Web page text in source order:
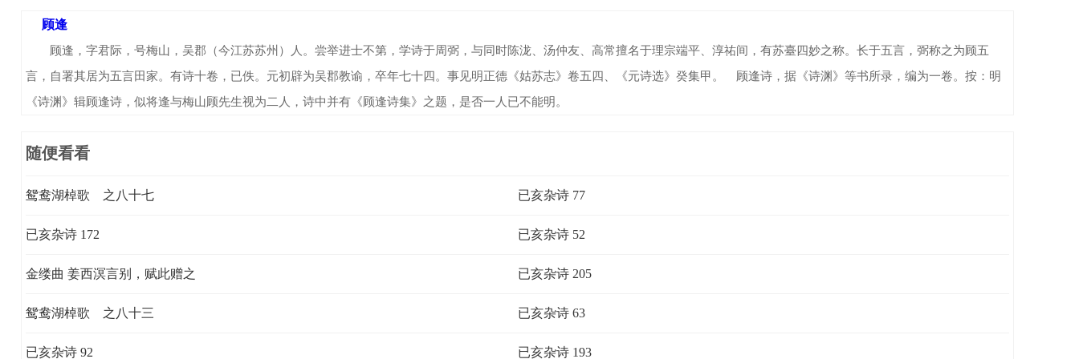
顾逢
顾逢，字君际，号梅山，吴郡（今江苏苏州）人。尝举进士不第，学诗于周弼，与同时陈泷、汤仲友、高常擅名于理宗端平、淳祐间，有苏臺四妙之称。长于五言，弼称之为顾五
言，自署其居为五言田家。有诗十卷，已佚。元初辟为吴郡教谕，卒年七十四。事见明正德《姑苏志》卷五四、《元诗选》癸集甲。 顾逢诗，据《诗渊》等书所录，编为一卷。按：明
《诗渊》辑顾逢诗，似将逢与梅山顾先生视为二人，诗中并有《顾逢诗集》之题，是否一人已不能明。
随便看看
鸳鸯湖棹歌 之八十七 已亥杂诗 77
已亥杂诗 172 已亥杂诗 52
金缕曲 姜西溟言别，赋此赠之 已亥杂诗 205
鸳鸯湖棹歌 之八十三 已亥杂诗 63
已亥杂诗 92 已亥杂诗 193